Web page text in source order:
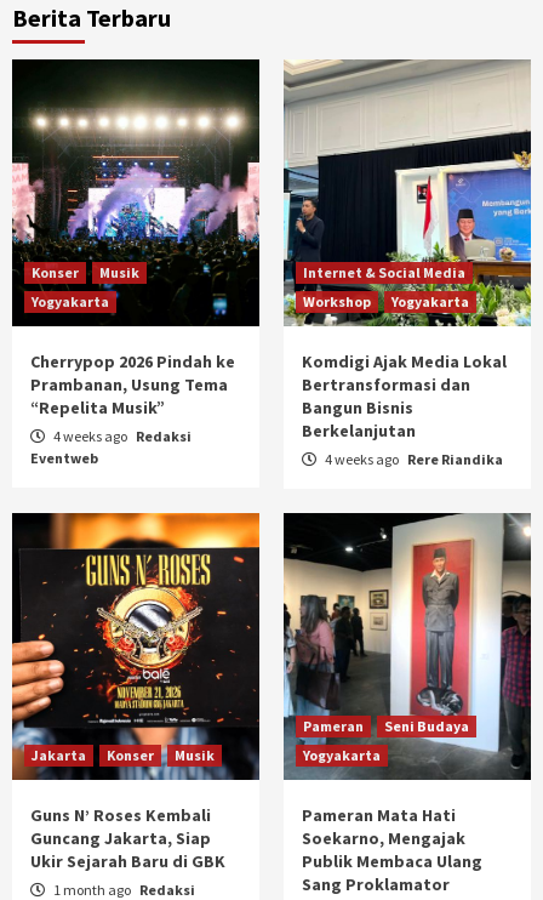
Berita Terbaru
Konser
Musik
Yogyakarta
Cherrypop 2026 Pindah ke
Prambanan, Usung Tema
“Repelita Musik”
4 weeks ago Redaksi
Eventweb
Internet & Social Media
Workshop
Yogyakarta
Komdigi Ajak Media Lokal
Bertransformasi dan
Bangun Bisnis
Berkelanjutan
4 weeks ago Rere Riandika
Jakarta Konser Musik
Guns N’ Roses Kembali
Guncang Jakarta, Siap
Ukir Sejarah Baru di GBK
1 month ago Redaksi
Pameran
Seni Budaya
Yogyakarta
Pameran Mata Hati
Soekarno, Mengajak
Publik Membaca Ulang
Sang Proklamator